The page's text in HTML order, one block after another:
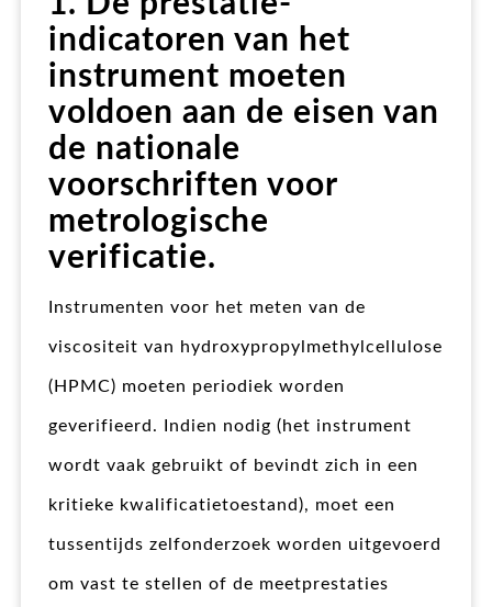
indicatoren van het
instrument moeten
voldoen aan de eisen van
de nationale
voorschriften voor
metrologische
verificatie.
Instrumenten voor het meten van de
viscositeit van hydroxypropylmethylcellulose
(HPMC) moeten periodiek worden
geverifieerd. Indien nodig (het instrument
wordt vaak gebruikt of bevindt zich in een
kritieke kwalificatietoestand), moet een
tussentijds zelfonderzoek worden uitgevoerd
om vast te stellen of de meetprestaties